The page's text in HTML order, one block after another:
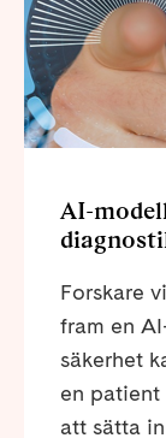
AI-
Forskare
fram en
säkerhet
en patient
att sätta